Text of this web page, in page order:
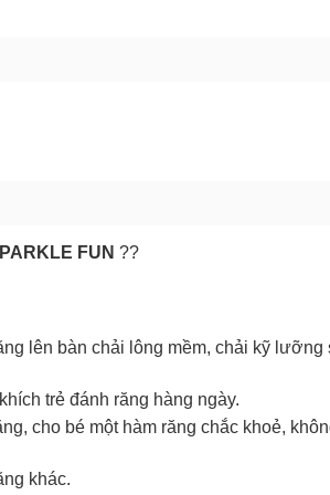
FUN ??
lên bàn chải lông mềm, chải kỹ lưỡng
trẻ đánh răng hàng ngày.
cho bé một hàm răng chắc khoẻ,
khác.